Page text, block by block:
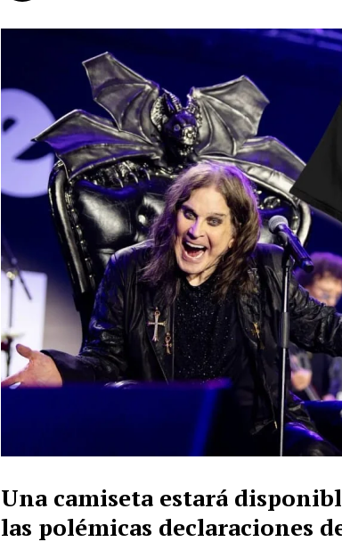
Una camiseta estará
las polémicas declaraciones